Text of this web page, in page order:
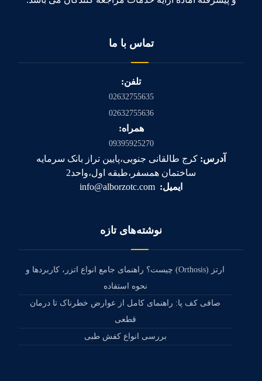
تماس با ما
تلفن:
02632755635
02632755636
همراه:
09395925270
آدرس: کرج طالقانی جنوبی،پایین تراز بانک سرمایه
ساختمان همسفر،طبقه اول،واحد2
ایمیل:
نوشته‌های تازه
ارتز (Orthosis) چیست؟ راهنمای جامع انواع اتزر، کاربردها و
نحوه استفاده
صافی کف پا: راهنمای کامل از عوارض خطرناک تا درمان
قطعی
بررسی انواع کفش طبی